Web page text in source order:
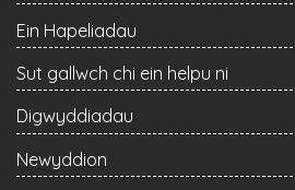
Ein Hapeliadau
Sut gallwch chi ein helpu ni
Digwyddiadau
Newyddion